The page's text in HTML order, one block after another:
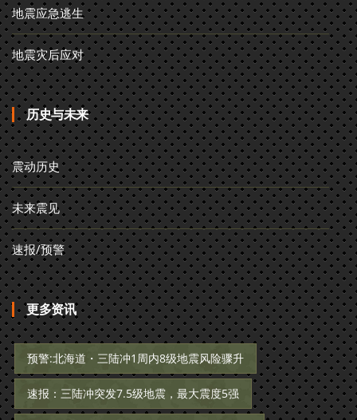
地震应急逃生
地震灾后应对
历史与未来
震动历史
未来震见
速报/预警
更多资讯
预警:北海道・三陆冲1周内8级地震风险骤升
速报：三陆冲突发7.5级地震，最大震度5强